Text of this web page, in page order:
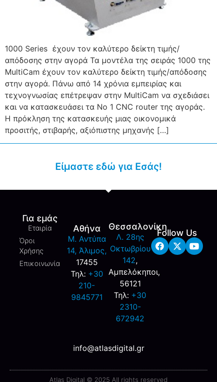
1000 Series έχουν τον καλύτερο δείκτη τιμής/
απόδοσης στην αγορά Τα μοντέλα της σειράς 1000 της
MultiCam έχουν τον καλύτερο δείκτη τιμής/απόδοσης
στην αγορά. Πάνω από 14 χρόνια εμπειρίας και
τεχνογνωσίας επέτρεψαν στην MultiCam να σχεδιάσει
και να κατασκευάσει τα Νο 1 CNC router της αγοράς.
Η πρόκληση της κατασκευής μιας οικονομικά
προσιτής, στιβαρής, αξιόπιστης μηχανής […]
Είμαστε εδώ για Εσάς!
Για εμάς
Εταιρία
Όροι
Χρήσης
Επικοινωνία
Αθήνα
M. Αντύπα
14, Άλιμος,
17455
Τηλ: +30
210-
9845771
Θεσσαλονίκη
Λ. 28ης
Οκτωβρίου
142,
Αμπελόκηποι,
56121
Τηλ: +30
2310-
672942
Follow Us
info@atlasdigital.gr
Atlas Digital © 2025 All rights reserved